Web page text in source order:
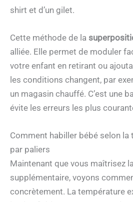
shirt et d’un gilet.
Cette méthode de la
alliée. Elle permet de moduler
votre enfant en retirant ou
les conditions changent, par
un magasin chauffé. C’est une
évite les erreurs les plus
Comment habiller bébé selon la
par paliers
Maintenant que vous maîtrisez
supplémentaire, voyons
concrètement. La température